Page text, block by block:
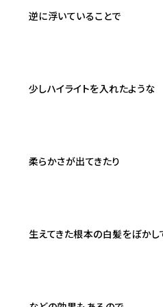
逆に浮いていることで
少しハイライトを入れたような
柔らかさが出てきたり
生えてきた根本の白髪をぼかし